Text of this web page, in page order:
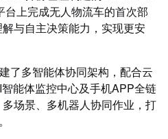
上完成无人物流车的首次部
与自主决策能力，实现更安
了多智能体协同架构，配合云
能体监控中心及手机APP全链
场景、多机器人协同作业，打